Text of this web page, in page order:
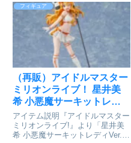
品のため、どのデザインが届くか
は、商品が到着してからのお楽し
みです。学園アイドルマスター_
キラキラ缶バッジVol.2【...
フィギュア
（再販）アイドルマスター
ミリオンライブ！ 星井美
希 小悪魔サーキットレデ
ィVer. 完成品フィギュア
[ユニオンクリエイティブ]
が予約受付開始
アイテム説明『アイドルマスター
ミリオンライブ!』より「星井美
希 小悪魔サーキットレディVer.」